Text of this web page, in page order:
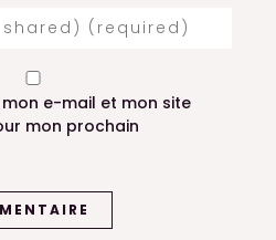
e-mail et mon site
mon prochain